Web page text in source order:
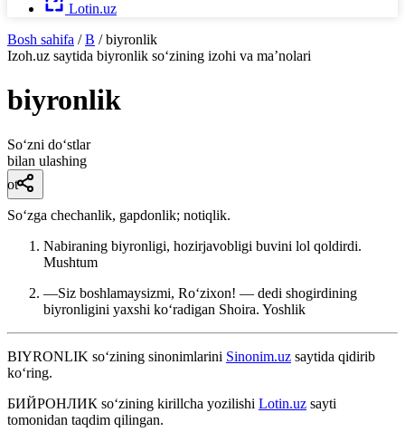
Lotin.uz
Bosh sahifa / B / biyronlik
Izoh.uz saytida biyronlik so‘zining izohi va ma’nolari
biyronlik
So‘zni do‘stlar
bilan ulashing
ot
Soʻzga chechanlik, gapdonlik; notiqlik.
Nabiraning biyronligi, hozirjavobligi buvini lol qoldirdi.
Mushtum
—Siz boshlamaysizmi, Roʻzixon! — dedi shogirdining
biyronligini yaxshi koʻradigan Shoira. Yoshlik
BIYRONLIK so‘zining sinonimlarini Sinonim.uz saytida qidirib
ko‘ring.
БИЙРОНЛИК so‘zining kirillcha yozilishi Lotin.uz sayti
tomonidan taqdim qilingan.